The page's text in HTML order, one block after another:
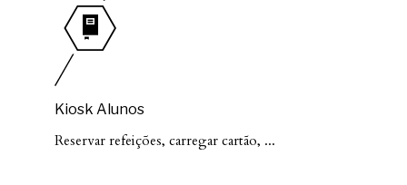
Kiosk Alunos
Reservar refeições, carregar cartão, ...